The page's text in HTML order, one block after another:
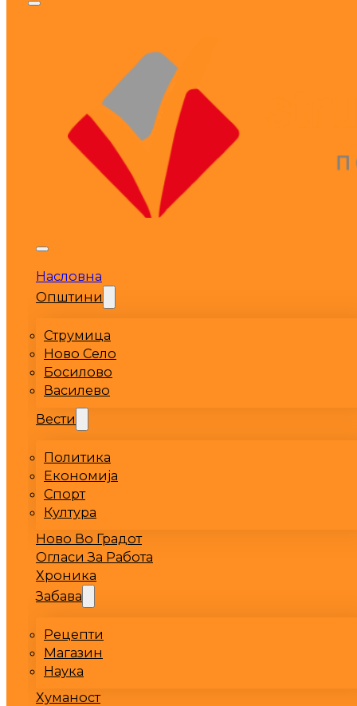
Насловна
Општини
Струмица
Ново Село
Босилово
Василево
Вести
Политика
Економија
Спорт
Култура
Ново Во Градот
Огласи За Работа
Хроника
Забава
Рецепти
Магазин
Наука
Хуманост